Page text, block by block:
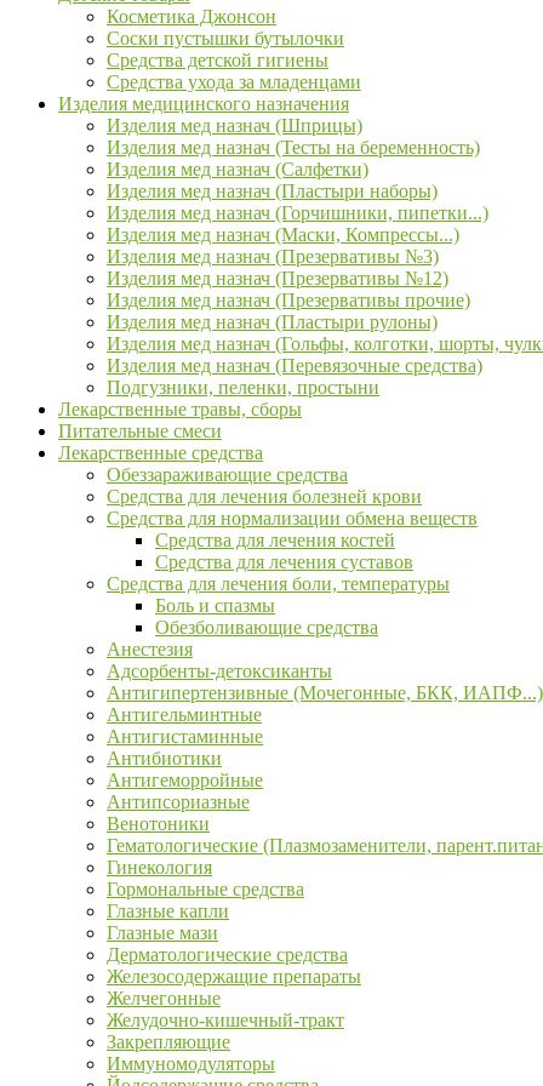
Косметика Джонсон
Соски пустышки бутылочки
Средства детской гигиены
Средства ухода за младенцами
Изделия медицинского назначения
Изделия мед назнач (Шприцы)
Изделия мед назнач (Тесты на беременность)
Изделия мед назнач (Салфетки)
Изделия мед назнач (Пластыри наборы)
Изделия мед назнач (Горчишники, пипетки...)
Изделия мед назнач (Маски, Компрессы...)
Изделия мед назнач (Презервативы №3)
Изделия мед назнач (Презервативы №12)
Изделия мед назнач (Презервативы прочие)
Изделия мед назнач (Пластыри рулоны)
Изделия мед назнач (Гольфы, колготки, шорты,
Изделия мед назнач (Перевязочные средства)
Подгузники, пеленки, простыни
Лекарственные травы, сборы
Питательные смеси
Лекарственные средства
Обеззараживающие средства
Средства для лечения болезней крови
Средства для нормализации обмена веществ
Средства для лечения костей
Средства для лечения суставов
Средства для лечения боли, температуры
Боль и спазмы
Обезболивающие средства
Анестезия
Адсорбенты-детоксиканты
Антигипертензивные (Мочегонные, БКК, ИАПФ...)
Антигельминтные
Антигистаминные
Антибиотики
Антигеморройные
Антипсориазные
Венотоники
Гематологические (Плазмозаменители,
Гинекология
Гормональные средства
Глазные капли
Глазные мази
Дерматологические средства
Железосодержащие препараты
Желчегонные
Желудочно-кишечный-тракт
Закрепляющие
Иммуномодуляторы